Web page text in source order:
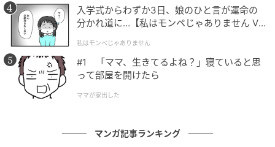
入学式からわずか3日、娘のひと言が運命の
分かれ道に…【私はモンペじゃありません Vo
私はモンペじゃありません
#1 「ママ、生きてるよね？」寝ていると思
って部屋を開けたら
ママが家出した
マンガ記事ランキング